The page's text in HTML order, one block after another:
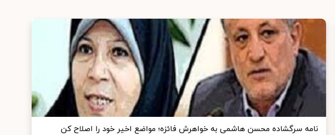
نامه سرگشاده محسن هاشمی به خواهرش فائزه؛ مواضع اخیر خود را اصلاح کن